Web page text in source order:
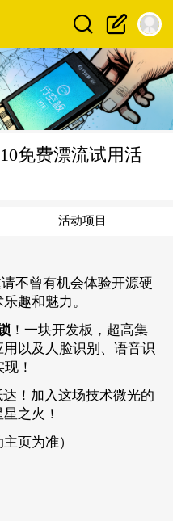
免费漂流试用活
活动项目
不曾有机会体验开源硬
趣和魅力。
！一块开发板，超高集
以及人脸识别、语音识
！
！加入这场技术微光的
之火！
主页为准）